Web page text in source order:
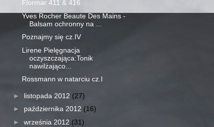
Flormar 411 & 416
Yves Rocher Beaute Des Mains -
Balsam ochronny na ...
Poznajmy się cz.IV
Lirene Pielęgnacja
oczyszczająca:Tonik
nawilżająco...
Rossmann w natarciu cz.I
► listopada 2012 (27)
► października 2012 (16)
► września 2012 (31)